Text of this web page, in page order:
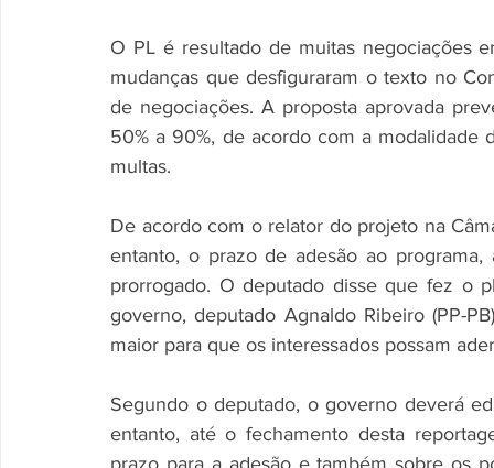
O PL é resultado de muitas negociações
mudanças que desfiguraram o texto no
de negociações. A proposta aprovada
50% a 90%, de acordo com a modalidade
multas.
De acordo com o relator do projeto na
entanto, o prazo de adesão ao
prorrogado. O deputado disse que fez o
governo, deputado Agnaldo Ribeiro (PP-
maior para que os interessados possam
Segundo o deputado, o governo deverá
entanto, até o fechamento desta
prazo para a adesão e também sobre os